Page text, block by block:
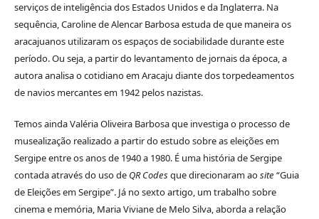
serviços de inteligência dos Estados Unidos e da Inglaterra. Na
sequência, Caroline de Alencar Barbosa estuda de que maneira os
aracajuanos utilizaram os espaços de sociabilidade durante este
período. Ou seja, a partir do levantamento de jornais da época, a
autora analisa o cotidiano em Aracaju diante dos torpedeamentos
de navios mercantes em 1942 pelos nazistas.
Temos ainda Valéria Oliveira Barbosa que investiga o processo de
musealização realizado a partir do estudo sobre as eleições em
Sergipe entre os anos de 1940 a 1980. É uma história de Sergipe
contada através do uso de QR Codesque direcionaram aosite “Guia
de Eleições em Sergipe”. Já no sexto artigo, um trabalho sobre
cinema e memória, Maria Viviane de Melo Silva, aborda a relação